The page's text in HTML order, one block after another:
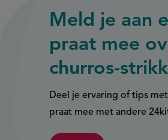
Meld je aan
praat mee
churros-
Deel je ervaring of tips
praat mee met andere